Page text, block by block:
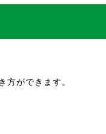
方ができます。